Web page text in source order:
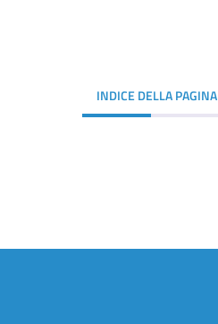
INDICE DELLA PAGINA